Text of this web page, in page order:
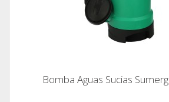
Bomba Aguas Sucias